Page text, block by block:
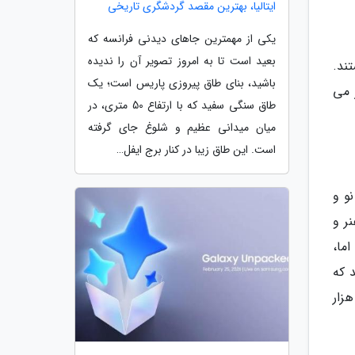
می
نو و
و
که
ایتالیا، بهترین مقصد گردشگری تاریخی
یکی از مهمترین جاهای دیدنی فرانسه که
بعید است تا به امروز تصویر آن را ندیده
باشید، بنای طاق پیروزی پاریس است؛ یک
طاق سنگی سفید که با ارتفاع 50 متری، در
میان میدانی عظیم و شلوغ جای گرفته
است. این طاق زیبا در کنار برج ایفل…